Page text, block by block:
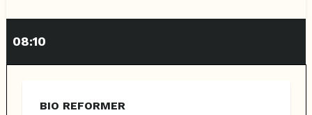
08:10
BIO REFORMER